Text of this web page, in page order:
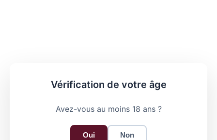
Vérification de votre âge
Avez-vous au moins 18 ans ?
Oui Non